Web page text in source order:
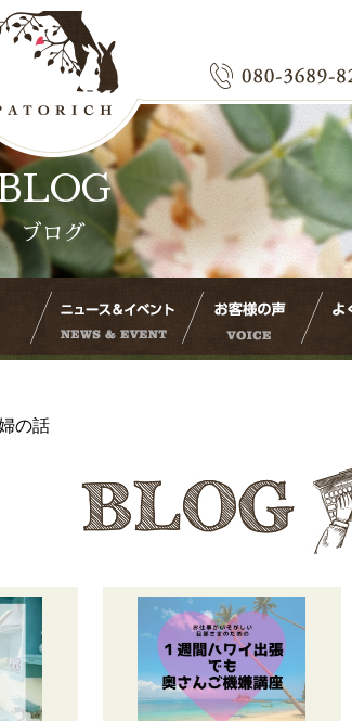
ブログ
の話